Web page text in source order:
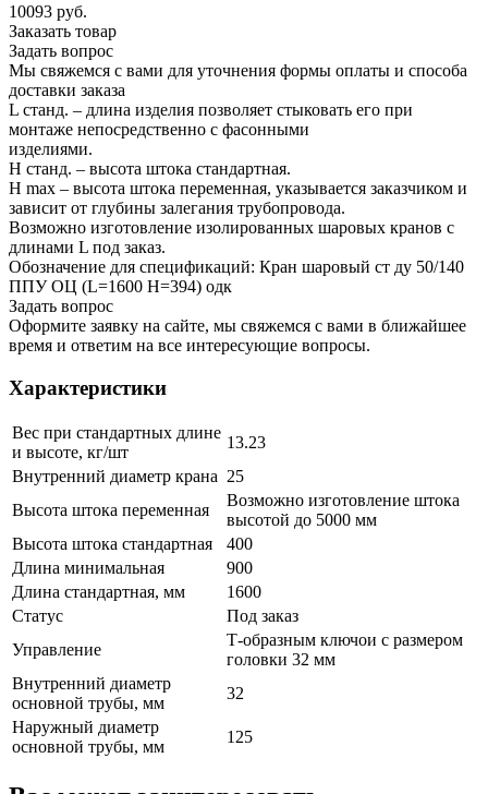
10093 руб.
Заказать товар
Задать вопрос
Мы свяжемся с вами для уточнения формы оплаты и способа
доставки заказа
L станд. – длина изделия позволяет стыковать его при
монтаже непосредственно с фасонными
изделиями.
Н станд. – высота штока стандартная.
Н max – высота штока переменная, указывается заказчиком и
зависит от глубины залегания трубопровода.
Возможно изготовление изолированных шаровых кранов с
длинами L под заказ.
Обозначение для спецификаций: Кран шаровый ст ду 50/140
ППУ ОЦ (L=1600 H=394) одк
Задать вопрос
Оформите заявку на сайте, мы свяжемся с вами в ближайшее
время и ответим на все интересующие вопросы.
Характеристики
Вес при стандартных длине
и высоте, кг/шт
13.23
Внутренний диаметр крана 25
Высота штока переменная
Возможно изготовление штока
высотой до 5000 мм
Высота штока стандартная
400
Длина минимальная
900
Длина стандартная, мм
1600
Статус
Под заказ
Управление
Т-образным ключои с размером
головки 32 мм
Внутренний диаметр
основной трубы, мм
32
Наружный диаметр
основной трубы, мм
125